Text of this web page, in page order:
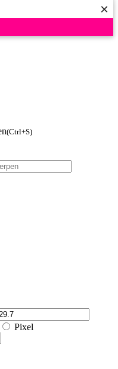
×
(Ctrl+S)
Pixel